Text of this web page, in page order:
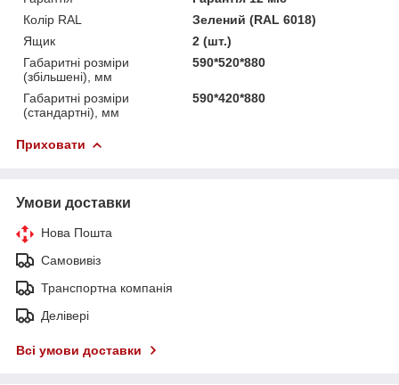
Колір RAL
Зелений (RAL 6018)
Ящик
2 (шт.)
Габаритні розміри
(збільшені), мм
590*520*880
Габаритні розміри
(стандартні), мм
590*420*880
Приховати
Умови доставки
Нова Пошта
Самовивіз
Транспортна компанія
Делівері
Всі умови доставки